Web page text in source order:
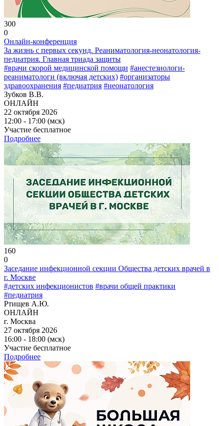
300
0
Онлайн-конференция
За жизнь с первых секунд. Реаниматология-неонатология-
педиатрия. Главная триада защиты
#врачи скорой медицинской помощи #анестезиологи-
реаниматологи (включая детских) #организаторы
здравоохранения #педиатрия #неонатология
Зубков В.В.
ОНЛАЙН
22 октября 2026
12:00 - 17:00 (мск)
Участие бесплатное
Подробнее
160
0
Заседание инфекционной секции Общества детских врачей в
г. Москве
#детских инфекционистов #врачи общей практики
#педиатрия
Ртищев А.Ю.
ОНЛАЙН
г. Москва
27 октября 2026
16:00 - 18:00 (мск)
Участие бесплатное
Подробнее